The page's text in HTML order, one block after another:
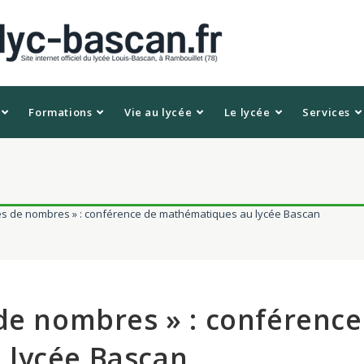
Formations Vie au lycée Le lycée Services
de nombres » : conférence de mathématiques au lycée Bascan
nombres » : conférence